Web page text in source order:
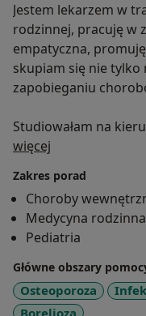
Jestem lekarzem w
rodzinnej, pracuję w
empatyczna,
skupiam się nie tylko
zapobieganiu
Studiowałam na
Medicum
Szpitalu
rozpoczęłam
Centrum Medycznym
przy ul Frycza-
więcej
Zakres porad
Choroby
Medycyna rodzinna
Pediatria
Główne obszary
Osteoporoza
Borelioza